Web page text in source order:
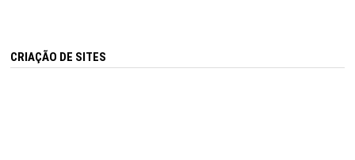
CRIAÇÃO DE SITES